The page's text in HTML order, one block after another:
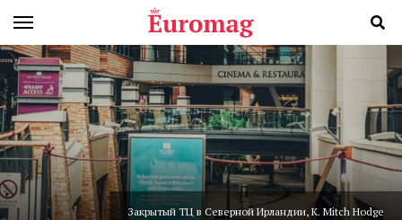
Закрытый ТЦ в Северной Ирландии, K. Mitch Hodge